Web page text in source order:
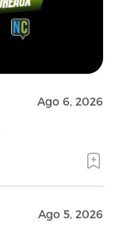
Ago 6, 2026
Ago 5, 2026